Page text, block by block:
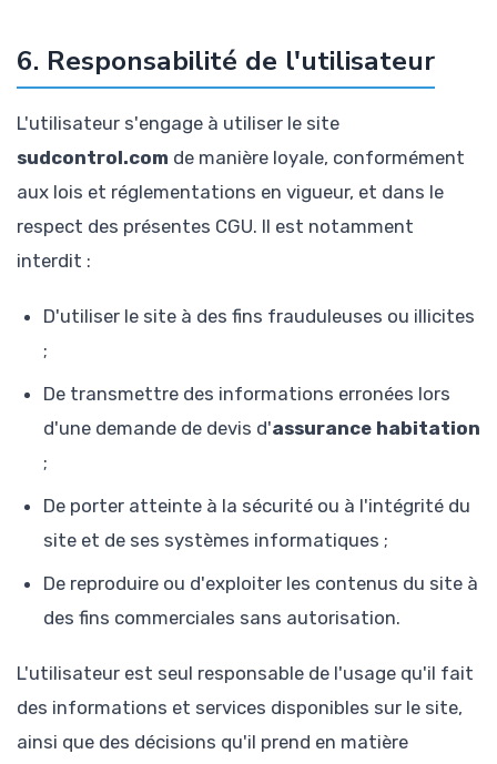
6. Responsabilité de l'utilisateur
L'utilisateur s'engage à utiliser le site
sudcontrol.com de manière loyale, conformément
aux lois et réglementations en vigueur, et dans le
respect des présentes CGU. Il est notamment
interdit :
D'utiliser le site à des fins frauduleuses ou illicites
;
De transmettre des informations erronées lors
d'une demande de devis d'assurance habitation
;
De porter atteinte à la sécurité ou à l'intégrité du
site et de ses systèmes informatiques ;
De reproduire ou d'exploiter les contenus du site à
des fins commerciales sans autorisation.
L'utilisateur est seul responsable de l'usage qu'il fait
des informations et services disponibles sur le site,
ainsi que des décisions qu'il prend en matière